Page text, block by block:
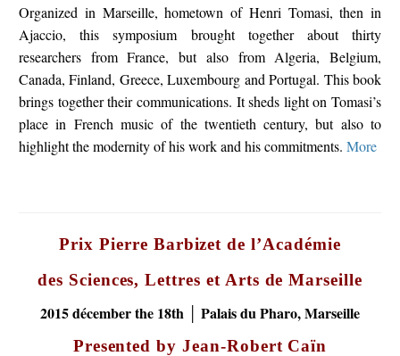
Organized in Marseille, hometown of Henri Tomasi, then in
Ajaccio, this symposium brought together about thirty
researchers from France, but also from Algeria, Belgium,
Canada, Finland, Greece, Luxembourg and Portugal. This book
brings together their communications. It sheds light on Tomasi’s
place in French music of the twentieth century, but also to
highlight the modernity of his work and his commitments. More
Prix Pierre Barbizet de l’Académie
des Sciences, Lettres et Arts de Marseille
2015 décember the 18th │ Palais du Pharo, Marseille
Presented by Jean-Robert Caïn